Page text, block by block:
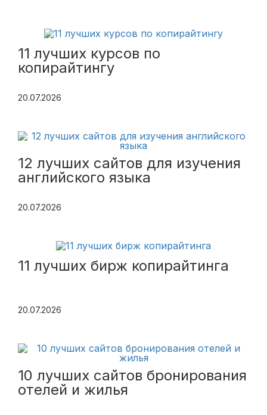
11 лучших курсов по
копирайтингу
20.07.2026
12 лучших сайтов для изучения
английского языка
20.07.2026
11 лучших бирж копирайтинга
20.07.2026
10 лучших сайтов бронирования
отелей и жилья